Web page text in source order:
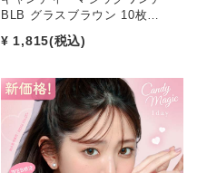
BLB グラスブラウン 10枚…
¥ 1,815(税込)